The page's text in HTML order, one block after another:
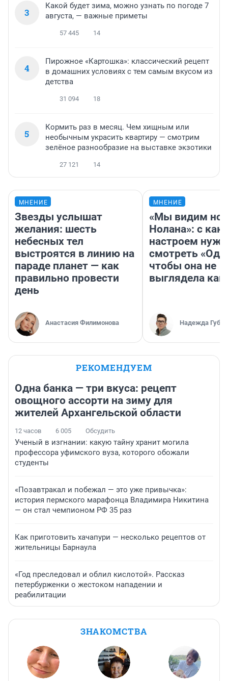
3
Какой будет зима, можно узнать по погоде 7
августа, — важные приметы
57 445 14
4
Пирожное «Картошка»: классический рецепт
в домашних условиях с тем самым вкусом из
детства
31 094 18
5
Кормить раз в месяц. Чем хищным или
необычным украсить квартиру — смотрим
зелёное разнообразие на выставке экзотики
27 121 14
МНЕНИЕ
Звезды услышат
желания: шесть
небесных тел
выстроятся в линию на
параде планет — как
правильно провести
день
Анастасия Филимонова
МНЕНИЕ
«Мы видим
Нолана»: с
настроем
смотреть
чтобы она не
выглядела как
Надежда
РЕКОМЕНДУЕМ
Одна банка — три вкуса: рецепт
овощного ассорти на зиму для
жителей Архангельской области
12 часов 6 005 Обсудить
Ученый в изгнании: какую тайну хранит могила
профессора уфимского вуза, которого обожали
студенты
«Позавтракал и побежал — это уже привычка»:
история пермского марафонца Владимира Никитина
— он стал чемпионом РФ 35 раз
Как приготовить хачапури — несколько рецептов от
жительницы Барнаула
«Год преследовал и облил кислотой». Рассказ
петербурженки о жестоком нападении и
реабилитации
ЗНАКОМСТВА